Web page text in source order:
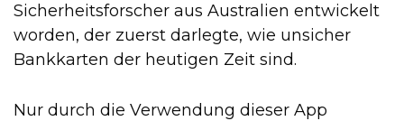
Sicherheitsforscher aus Australien entwickelt
worden, der zuerst darlegte, wie unsicher
Bankkarten der heutigen Zeit sind.
Nur durch die Verwendung dieser App